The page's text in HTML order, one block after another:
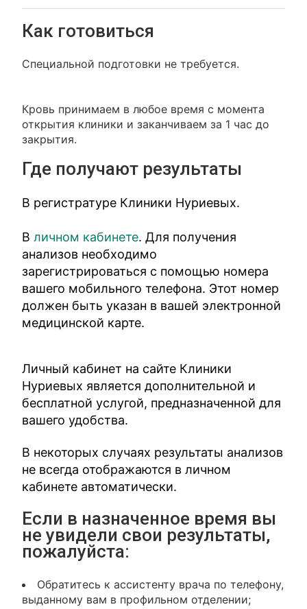
Как готовиться
Специальной подготовки не требуется.
Кровь принимаем в любое время с момента
открытия клиники и заканчиваем за 1 час до
закрытия.
Где получают результаты
В регистратуре Клиники Нуриевых.
Вличном кабинете. Для получения
анализов необходимо
зарегистрироваться с помощью номера
вашего мобильного телефона. Этот номер
должен быть указан в вашей электронной
медицинской карте.
Личный кабинет на сайте Клиники
Нуриевых является дополнительной и
бесплатной услугой, предназначенной для
вашего удобства.
В некоторых случаях результаты анализов
не всегда отображаются в личном
кабинете автоматически.
Если в назначенное время вы
не увидели свои результаты,
пожалуйста:
Обратитесь к ассистенту врача по телефону,
выданному вам в профильном отделении;